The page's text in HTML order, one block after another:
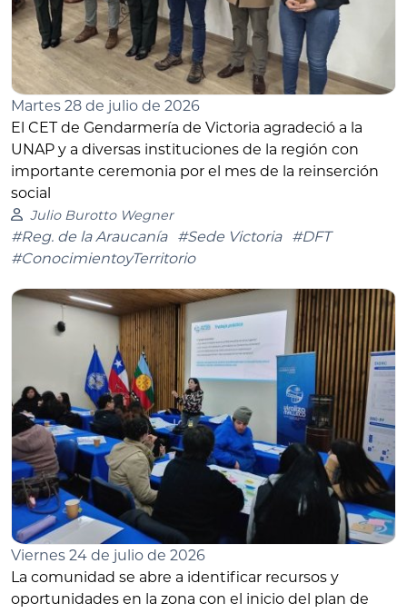
Martes 28 de julio de 2026
El CET de Gendarmería de Victoria agradeció a la
UNAP y a diversas instituciones de la región con
importante ceremonia por el mes de la reinserción
social
Julio Burotto Wegner
#Reg. de la Araucanía #Sede Victoria
#DFT
#ConocimientoyTerritorio
Viernes 24 de julio de 2026
La comunidad se abre a identificar recursos y
oportunidades en la zona con el inicio del plan de